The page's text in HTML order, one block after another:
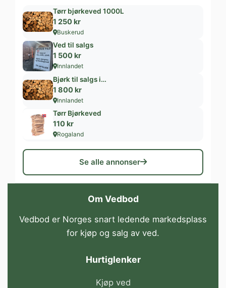
Tørr bjørkeved 1000L
1 250 kr
Buskerud
Ved til salgs
1 500 kr
Innlandet
Bjørk til salgs i…
1 800 kr
Innlandet
Tørr Bjørkeved
110 kr
Rogaland
Se alle annonser
Om Vedbod
Vedbod er Norges snart ledende markedsplass
for kjøp og salg av ved.
Hurtiglenker
Kjøp ved